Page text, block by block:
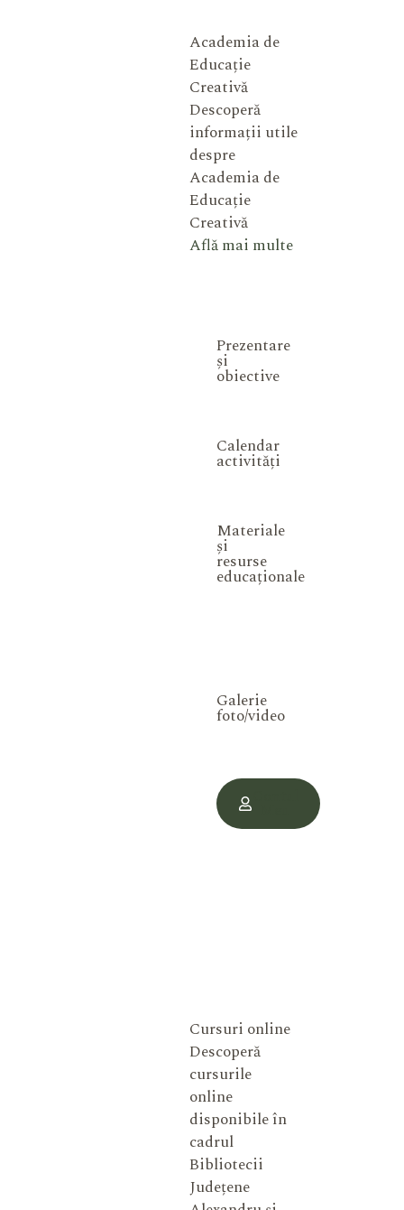
Academia de
Educație
Creativă
Descoperă
informații utile
despre
Academia de
Educație
Creativă
Află mai multe
Prezentare
și
obiective
Calendar
activități
Materiale
și
resurse
educaționale
Galerie
foto/video
Cursuri online
Descoperă
cursurile
online
disponibile în
cadrul
Bibliotecii
Județene